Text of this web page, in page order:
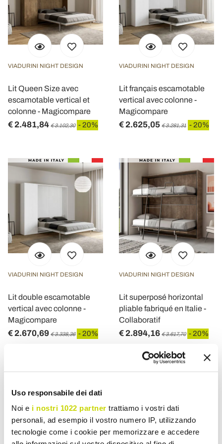
Uso responsabile dei dati
Noi e i nostri 1022 partner trattiamo i vostri dati
personali, ad esempio il vostro numero IP, utilizzando
tecnologie come i cookie per memorizzare e accedere
VIADURINI NIGHT DESIGN
Lit Queen Size avec
escamotable vertical et
colonne - Magicompare
€ 2.481,84 € 3.102,30 - 20%
VIADURINI NIGHT DESIGN
Lit français escamotable
vertical avec colonne -
Magicompare
€ 2.625,05 € 3.281,31 - 20%
VIADURINI NIGHT DESIGN
Lit double escamotable
vertical avec colonne -
Magicompare
€ 2.670,69 € 3.338,36 - 20%
VIADURINI NIGHT DESIGN
Lit superposé horizontal
pliable fabriqué en Italie -
Collaboratif
€ 2.894,16 € 3.617,70 - 20%